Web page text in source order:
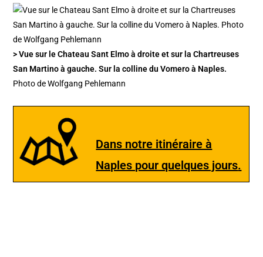
> Vue sur le Chateau Sant Elmo à droite et sur la Chartreuses
San Martino à gauche. Sur la colline du Vomero à Naples.
Photo de Wolfgang Pehlemann
Dans notre itinéraire à
Naples pour quelques jours.